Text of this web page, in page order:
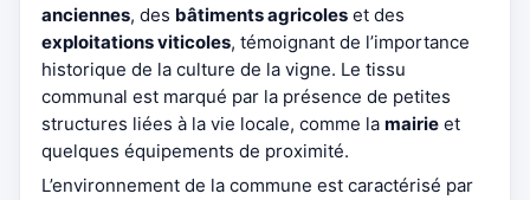
anciennes, des bâtiments agricoles et des
exploitations viticoles, témoignant de l’importance
historique de la culture de la vigne. Le tissu
communal est marqué par la présence de petites
structures liées à la vie locale, comme la mairie et
quelques équipements de proximité.
L’environnement de la commune est caractérisé par